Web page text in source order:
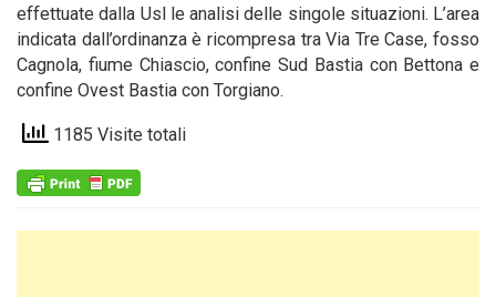
effettuate dalla Usl le analisi delle singole situazioni. L’area
indicata dall’ordinanza è ricompresa tra Via Tre Case, fosso
Cagnola, fiume Chiascio, confine Sud Bastia con Bettona e
confine Ovest Bastia con Torgiano.
1185 Visite totali